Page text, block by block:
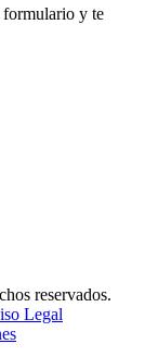
formulario y te
reservados.
Legal